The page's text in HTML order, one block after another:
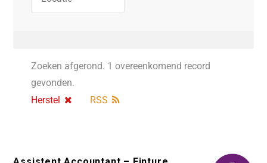
Zoeken afgerond. 1 overeenkomend record
gevonden.
Herstel
RSS